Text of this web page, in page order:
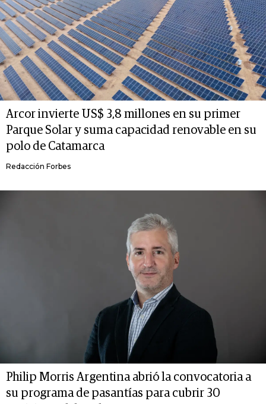
Arcor invierte US$ 3,8 millones en su primer
Parque Solar y suma capacidad renovable en su
polo de Catamarca
Redacción Forbes
Philip Morris Argentina abrió la convocatoria a
su programa de pasantías para cubrir 30